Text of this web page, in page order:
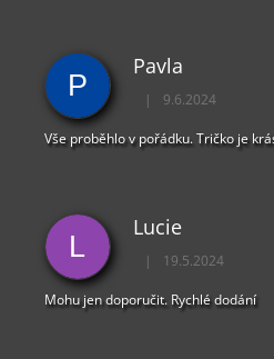
P
Pavla
Hodnocení obchodu je
| 9.6.2024
Vše proběhlo v pořádku. Tričko je
L
Lucie
Hodnocení obchodu je
| 19.5.2024
Mohu jen doporučit. Rychlé dodání